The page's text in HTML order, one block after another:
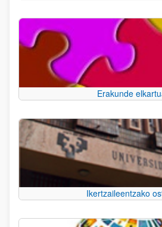
Erakunde
Ikertzaileentzako